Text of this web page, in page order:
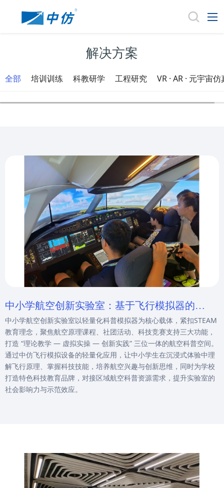
解决方案
全部 培训训练 科教研学 工程研究 VR · AR · 元宇宙仿
中小学航空创新实验室：基于飞行模拟器的
STEAM教育与科技实践方案
中小学航空创新实验室以轻量化科普模拟器为核心载体，紧扣STEAM
教育理念，聚焦航空原理课程、社团活动、科技竞赛支持三大功能，
打造 “理论教学 — 虚拟实操 — 创新实践” 三位一体的航空科普空间。
通过中仿飞行模拟设备的轻量化应用，让中小学生在沉浸式体验中理
解飞行原理、掌握科技技能，培养航空兴趣与创新思维，同时为学校
打造特色科技教育品牌，对接区域航空科普资源需求，提升实验室的
社会影响力与示范效应。